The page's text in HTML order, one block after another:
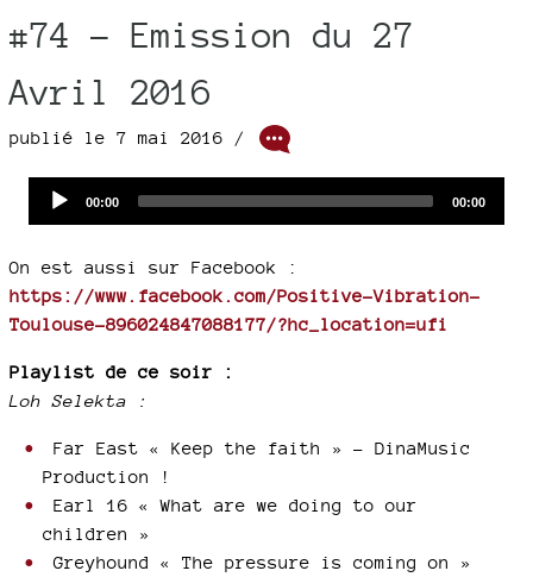
#74 - Emission du 27
Avril 2016
publié le 7 mai 2016 /
Current
00:00
Total
00:00
On est aussi sur Facebook :
https://www.facebook.com/Positive-Vibration-
Toulouse-896024847088177/?hc_location=ufi
Playlist de ce soir :
Loh Selekta :
Far East « Keep the faith » - DinaMusic
Production !
Earl 16 « What are we doing to our
children »
Greyhound « The pressure is coming on »